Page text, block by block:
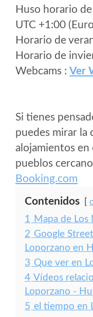
Huso horario
UTC +1:00
Horario de
Horario de
Webcams : Ver
Si tienes
puedes mirar la
alojamientos en
pueblos
Booking.com
Contenidos
1 Mapa de Los
2 Google
Loporzano en
3 Que ver en
4 Vídeos
Loporzano -
5 el tiempo en